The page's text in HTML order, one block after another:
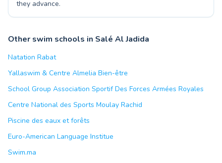
they advance.
Other swim schools in Salé Al Jadida
Natation Rabat
Yallaswim & Centre Almelia Bien-être
School Group Association Sportif Des Forces Armées Royales
Centre National des Sports Moulay Rachid
Piscine des eaux et forêts
Euro-American Language Institue
Swim.ma